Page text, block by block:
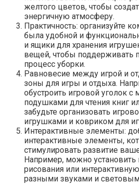
желтого цветов, чтобы
энергичную атмосферу.
Практичность: организуйте
была удобной и
и ящики для хранения
вещей, чтобы поддерживать
процесс уборки.
Равновесие между игрой и
зоны для игры и отдыха.
обустроить игровой уголок
подушками для чтения книг
забудьте организовать
игрушками и ковриком для
Интерактивные элементы:
интерактивные элементы,
стимулировать развитие
Например, можно установить
рисования или
разными звуками и